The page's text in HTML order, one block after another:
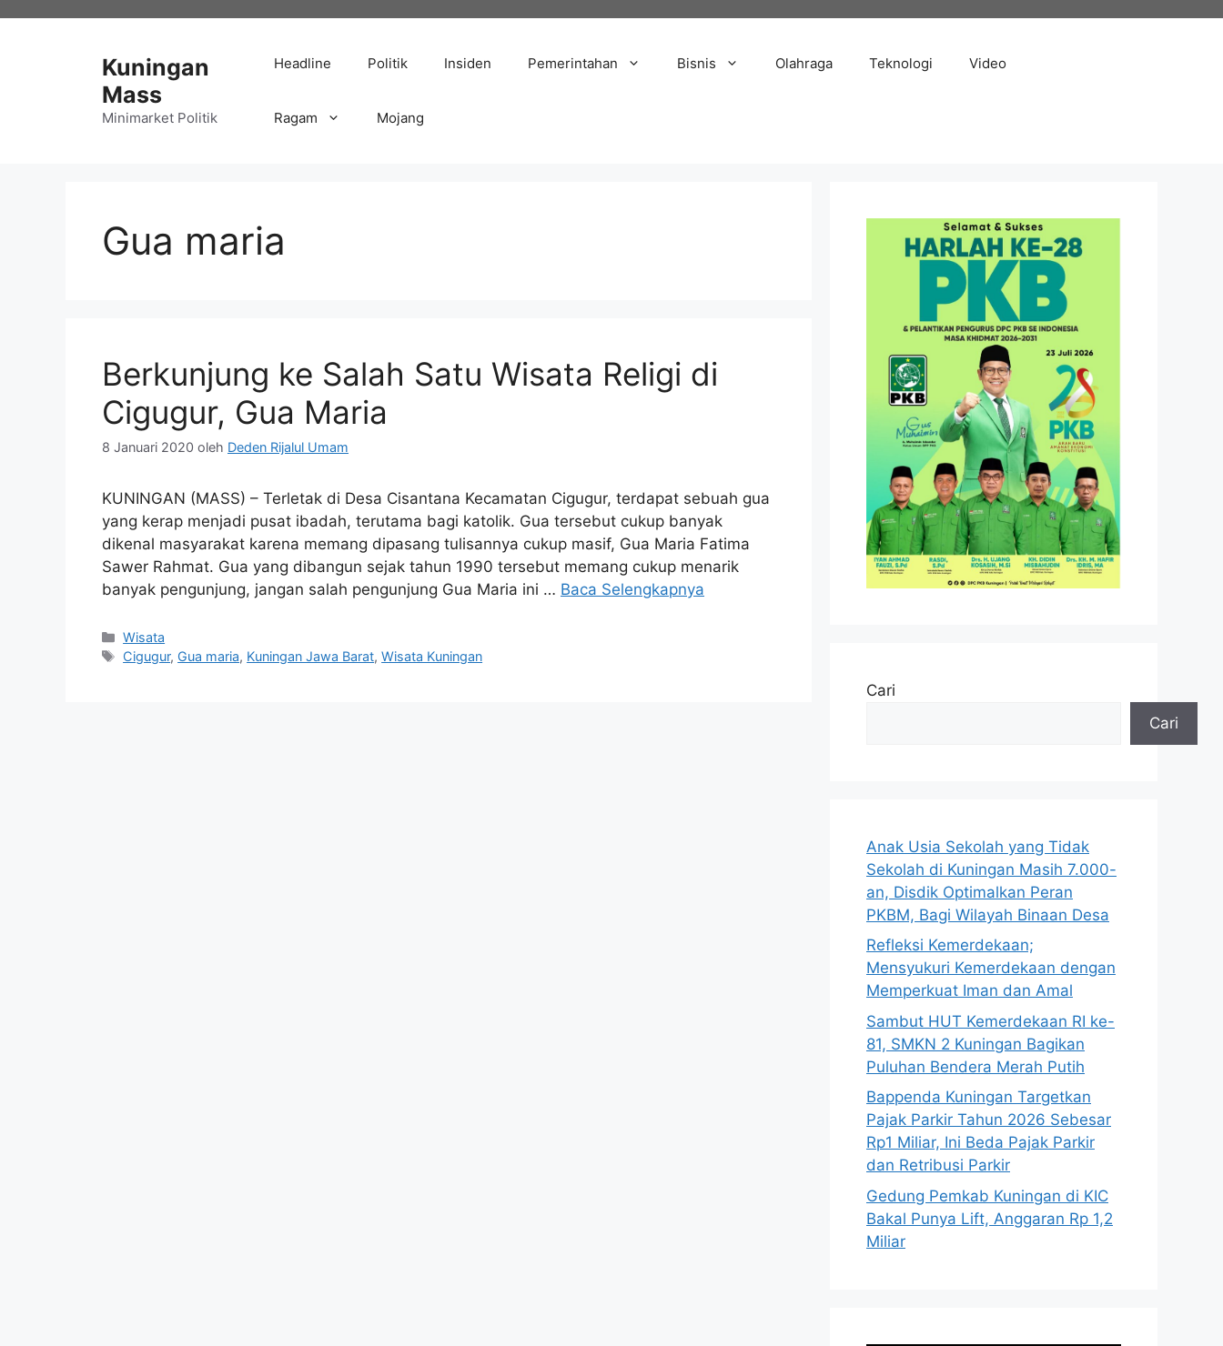
Kuningan
Mass
Minimarket Politik
Headline Politik Insiden Pemerintahan Bisnis Olahraga Teknologi Video
Ragam Mojang
Gua maria
Berkunjung ke Salah Satu Wisata Religi di
Cigugur, Gua Maria
8 Januari 2020 oleh Deden Rijalul Umam
KUNINGAN (MASS) – Terletak di Desa Cisantana Kecamatan Cigugur, terdapat sebuah gua
yang kerap menjadi pusat ibadah, terutama bagi katolik. Gua tersebut cukup banyak
dikenal masyarakat karena memang dipasang tulisannya cukup masif, Gua Maria Fatima
Sawer Rahmat. Gua yang dibangun sejak tahun 1990 tersebut memang cukup menarik
banyak pengunjung, jangan salah pengunjung Gua Maria ini … Baca Selengkapnya
Kategori
Wisata
Tag
Cigugur, Gua maria, Kuningan Jawa Barat,Wisata Kuningan
Cari
Cari
Anak Usia Sekolah yang Tidak
Sekolah di Kuningan Masih 7.000-
an, Disdik Optimalkan Peran
PKBM, Bagi Wilayah Binaan Desa
Refleksi Kemerdekaan;
Mensyukuri Kemerdekaan dengan
Memperkuat Iman dan Amal
Sambut HUT Kemerdekaan RI ke-
81, SMKN 2 Kuningan Bagikan
Puluhan Bendera Merah Putih
Bappenda Kuningan Targetkan
Pajak Parkir Tahun 2026 Sebesar
Rp1 Miliar, Ini Beda Pajak Parkir
dan Retribusi Parkir
Gedung Pemkab Kuningan di KIC
Bakal Punya Lift, Anggaran Rp 1,2
Miliar